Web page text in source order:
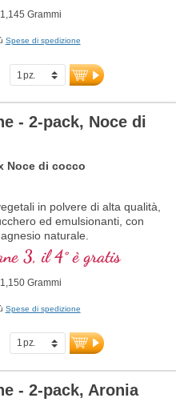
1,145 Grammi
Spese di spedizione
- 2-pack, Noce di
Noce di cocco
in polvere di alta qualità,
ed emulsionanti, con
naturale.
3, il 4° è gratis
1,150 Grammi
Spese di spedizione
- 2‑pack, Aronia